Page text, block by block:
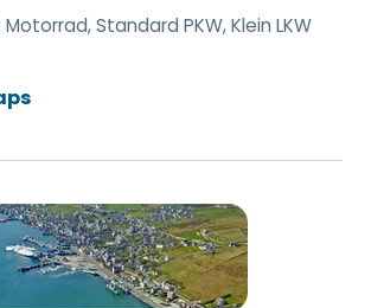
Motorrad, Standard PKW, Klein LKW